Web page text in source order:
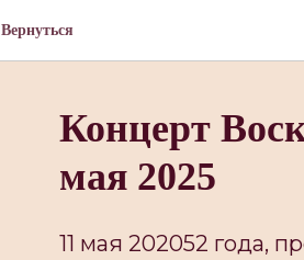
Вернуться
Концерт
мая 2025
11 мая 202052 года,